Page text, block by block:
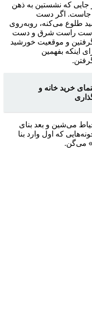
جایی که نشستین به ذهن
جاست. اگر دست
طلوع می‌کنه، روبه‌روی
راست شرق و دست
و موقعیت خورشید
اینکه بفهمین
خرید خانه و
می‌شین و بعد بنای
که اول وارد بنا
می‌گن.